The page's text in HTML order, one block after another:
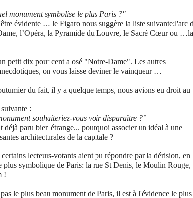
monument symbolise le plus Paris ?"
évidente … le Figaro nous suggère la liste suivante:l'arc
l’Opéra, la Pyramide du Louvre, le Sacré Cœur ou …la
petit dix pour cent a osé "Notre-Dame". Les autres
on vous laisse deviner le vainqueur …
du fait, il y a quelque temps, nous avions eu droit au
:
souhaiteriez-vous voir disparaître ?"
déjà paru bien étrange... pourquoi associer un idéal à une
architecturales de la capitale ?
lecteurs-votants aient pu répondre par la dérision, en
plus symbolique de Paris: la rue St Denis, le Moulin Rouge,
!
le plus beau monument de Paris, il est à l'évidence le plus